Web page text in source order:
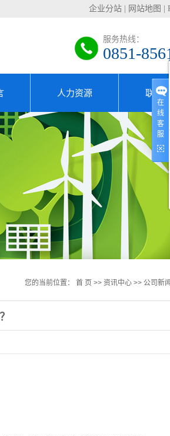
企业分站 网站地图
服务热线：
0851-
人力资源
专家团队
招贤纳士
人才理念
联系
您的当前位置： 首 页 >> 资讯中心 >> 公司新闻
在
线
客
服